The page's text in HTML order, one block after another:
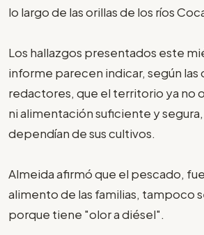
lo largo de las orillas de los ríos
Los hallazgos presentados este
informe parecen indicar, según las
redactores, que el territorio ya no
ni alimentación suficiente y
dependían de sus cultivos.
Almeida afirmó que el pescado,
alimento de las familias, tampoco
porque tiene "olor a diésel".